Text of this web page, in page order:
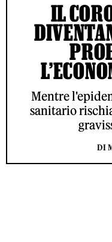
IL
Mentre
sanitario
DI